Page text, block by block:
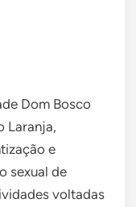
Dom Bosco
Laranja,
e
sexual de
voltadas